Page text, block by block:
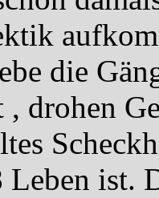
die
drohen
Leben ist.